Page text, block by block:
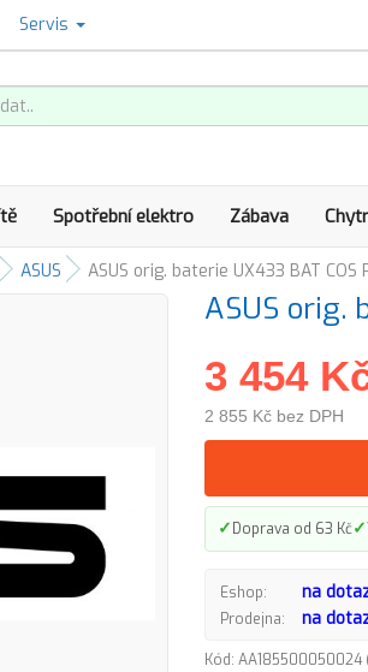
Servis
Spotřební elektro Zábava
ASUS ASUS orig. baterie UX433 BAT COS
ASUS orig.
3 454
2 855 Kč bez DPH
✓Doprava od 63 Kč✓
Eshop: na
Prodejna: na
Kód: